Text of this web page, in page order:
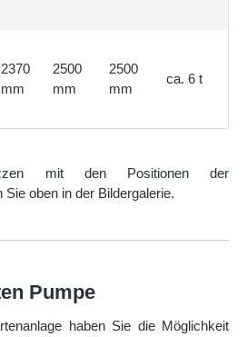
2370
mm
2500
mm
2500
mm
ca. 6 t
mit den Positionen der
oben in der Bildergalerie.
Pumpe
haben Sie die Möglichkeit